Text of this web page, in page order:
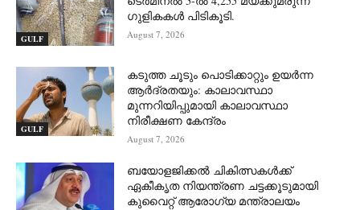
GULF
ഗുളികകൾ പിടികൂടി.
August 7, 2026
GULF
കടുത്ത ചൂടും പൊടിക്കാറ്റും ഉയർന്ന
ആർദ്രതയും: കാലാവസ്ഥാ
മുന്നറിയിപ്പുമായി കാലാവസ്ഥാ
നിരീക്ഷണ കേന്ദ്രം
August 7, 2026
ബയോളജിക്കൽ ചികിത്സകൾക്ക്
ഏകീകൃത നിയന്ത്രണ ചട്ടക്കൂടുമായി
കുവൈറ്റ് ആരോഗ്യ മന്ത്രാലയം